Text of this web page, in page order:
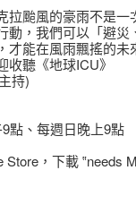
拉颱風的豪雨不是
動，我們可以「避
才能在風雨飄搖的未
收聽《地球ICU》
持)
點、每週日晚上9點
，下載 ‟needs